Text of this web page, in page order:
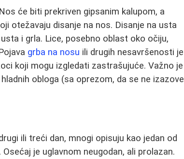
će biti prekriven gipsanim kalupom, a
otežavaju disanje na nos. Disanje na usta
i grla. Lice, posebno oblast oko očiju,
grba na nosu ili drugih nesavršenosti je
koji mogu izgledati zastrašujuće. Važno je
obloga (sa oprezom, da se ne izazove
ili treći dan, mnogi opisuju kao jedan od
je uglavnom neugodan, ali prolazan.